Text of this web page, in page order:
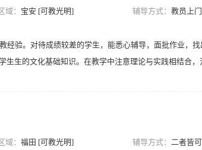
域： 宝安 [可教光明] 辅导方式： 教员上门
验。对待成绩较差的学生，能悉心辅导，面批作业，
生的文化基础知识。在教学中注意理论与实践相结合
域： 福田 [可教光明] 辅导方式： 二者皆可